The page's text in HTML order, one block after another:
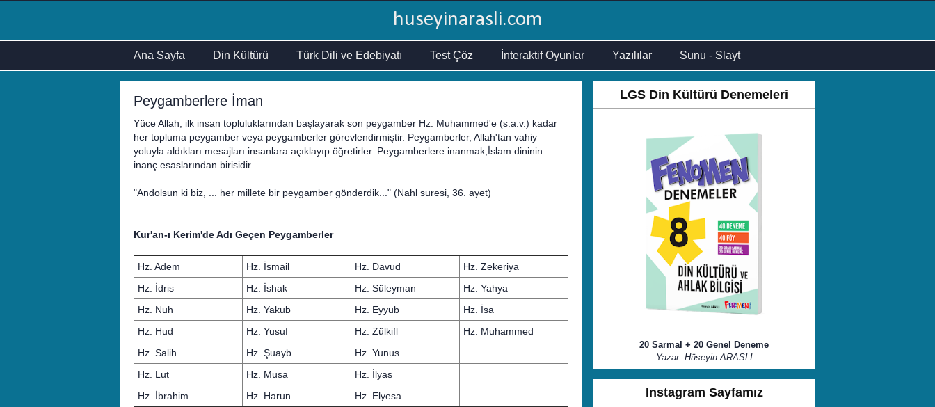
huseyinarasli.com
Ana Sayfa Din Kültürü Türk Dili ve Edebiyatı Test Çöz İnteraktif Oyunlar Yazılılar Sunu - Slayt
Peygamberlere İman
Yüce Allah, ilk insan topluluklarından başlayarak son peygamber Hz. Muhammed'e (s.a.v.) kadar
her topluma peygamber veya peygamberler görevlendirmiştir. Peygamberler, Allah'tan vahiy
yoluyla aldıkları mesajları insanlara açıklayıp öğretirler. Peygamberlere inanmak,İslam dininin
inanç esaslarından birisidir.
"Andolsun ki biz, ... her millete bir peygamber gönderdik..." (Nahl suresi, 36. ayet)
Kur'an-ı Kerim'de Adı Geçen Peygamberler
Hz. Adem Hz. İsmail Hz. Davud
Hz. Zekeriya
Hz. İdris
Hz. İshak Hz. Süleyman
Hz. Yahya
Hz. Nuh
Hz. Yakub Hz. Eyyub
Hz. İsa
Hz. Hud
Hz. Yusuf Hz. Zülkifl
Hz. Muhammed
Hz. Salih
Hz. Şuayb
Hz. Yunus
Hz. Lut
Hz. Musa
Hz. İlyas
Hz. İbrahim
Hz. Harun Hz. Elyesa
LGS Din Kültürü Denemeleri
20 Sarmal + 20 Genel Deneme
Yazar: Hüseyin ARASLI
Instagram Sayfamız